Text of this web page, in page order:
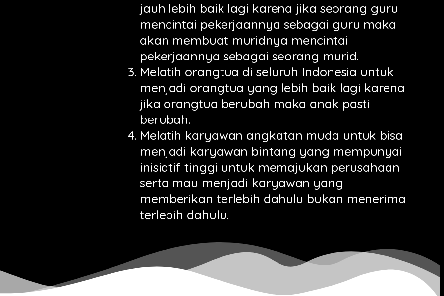
jauh lebih baik lagi karena jika seorang guru
mencintai pekerjaannya sebagai guru maka
akan membuat muridnya mencintai
pekerjaannya sebagai seorang murid.
Melatih orangtua di seluruh Indonesia untuk
menjadi orangtua yang lebih baik lagi karena
jika orangtua berubah maka anak pasti
berubah.
Melatih karyawan angkatan muda untuk bisa
menjadi karyawan bintang yang mempunyai
inisiatif tinggi untuk memajukan perusahaan
serta mau menjadi karyawan yang
memberikan terlebih dahulu bukan menerima
terlebih dahulu.